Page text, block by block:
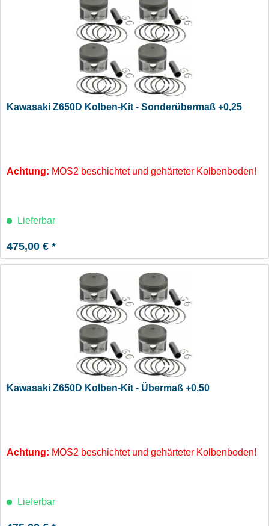
Kawasaki Z650D Kolben-Kit - Sonderübermaß +0,25
Achtung: MOS2 beschichtet und gehärteter Kolbenboden!
Lieferbar
475,00 € *
Kawasaki Z650D Kolben-Kit - Übermaß +0,50
Achtung: MOS2 beschichtet und gehärteter Kolbenboden!
Lieferbar